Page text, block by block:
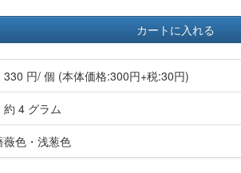
カートに入れる
330 円/ 個 (本体価格:300円+税:30円)
約 4 グラム
薇色・浅葱色